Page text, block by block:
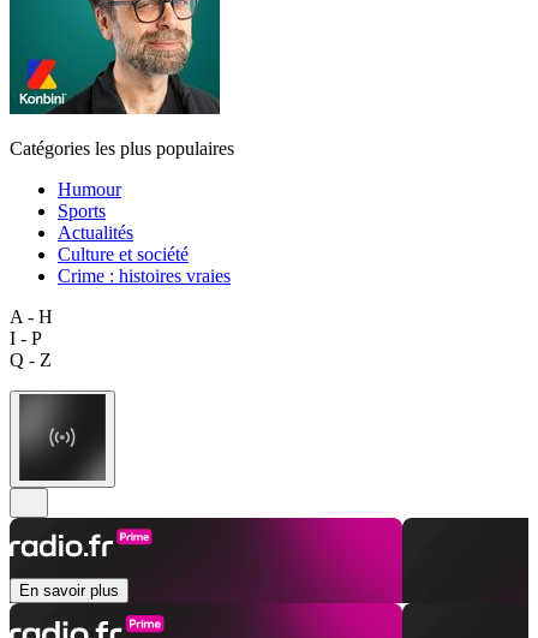
Catégories les plus populaires
Humour
Sports
Actualités
Culture et société
Crime : histoires vraies
A - H
I - P
Q - Z
En savoir plus